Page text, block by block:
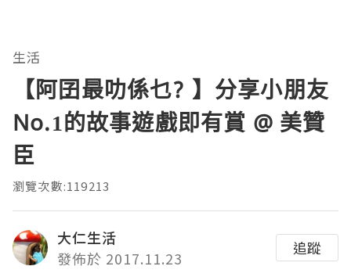
生活
【阿囝最叻係乜? 】分享小朋友
No.1的故事遊戲即有賞 @ 美贊
臣
瀏覽次數:119213
大仁生活
發佈於 2017.11.23
追蹤